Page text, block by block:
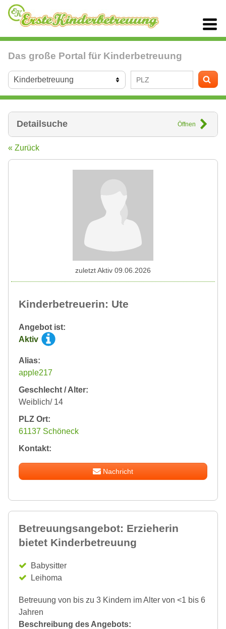
Das große Portal für Kinderbetreuung
Detailsuche Öffnen
« Zurück
Kinderbetreuerin: Ute
Angebot ist:
Aktiv
Alias:
apple217
Geschlecht / Alter:
Weiblich/ 14
PLZ Ort:
61137 Schöneck
Kontakt:
Nachricht
zuletzt Aktiv 09.06.2026
Betreuungsangebot: Erzieherin
bietet Kinderbetreuung
Babysitter
Leihoma
Betreuung von bis zu 3 Kindern im Alter von <1 bis 6
Jahren
Beschreibung des Angebots: